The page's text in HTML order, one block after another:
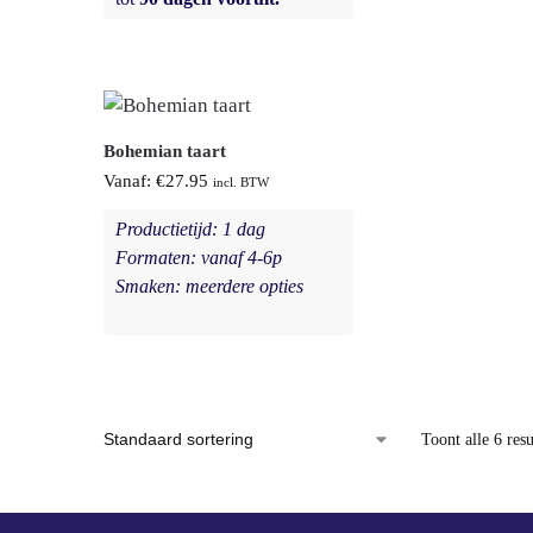
Bohemian taart
Vanaf: €27.95 incl. BTW
Productietijd: 1 dag
Formaten: vanaf 4-6p
Smaken: meerdere opties
Toont alle 6